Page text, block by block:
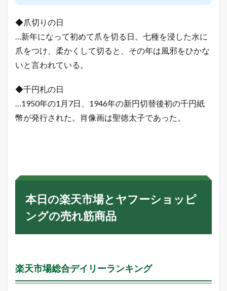
◆爪切りの日
…新年になって初めて爪を切る日。七種を浸した水に
爪をつけ、柔かくして切ると、その年は風邪をひかな
いと言われている。
◆千円札の日
…1950年の1月7日、1946年の新円切替後初の千円紙
幣が発行された。肖像画は聖徳太子であった。
本日の楽天市場とヤフーショッピ
ングの売れ筋商品
楽天市場総合デイリーランキング